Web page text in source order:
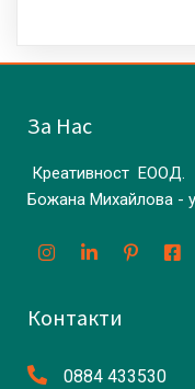
За Нас
Креативност ЕООД.
Божана Михайлова -
Контакти
0884 433530